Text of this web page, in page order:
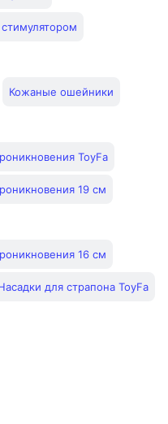
Кожаные ошейники
ToyFa
19 см
16 см
для страпона ToyFa